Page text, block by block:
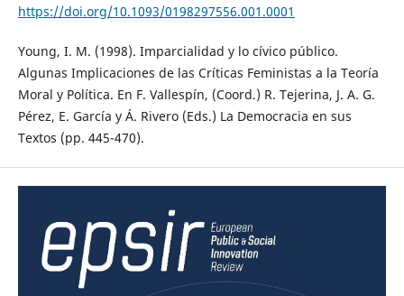
https://doi.org/10.1093/0198297556.001.0001
Young, I. M. (1998). Imparcialidad y lo cívico público.
Algunas Implicaciones de las Críticas Feministas a la Teoría
Moral y Política. En F. Vallespín, (Coord.) R. Tejerina, J. A. G.
Pérez, E. García y Á. Rivero (Eds.) La Democracia en sus
Textos (pp. 445-470).